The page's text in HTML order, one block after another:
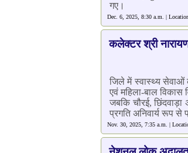
गए।
Dec. 6, 2025, 8:30 a.m. |
कलेक्टर श्री
जिले में स्वास्थ्य सेवाओं
एवं महिला-बाल
जबकि चौरई,
प्रगति अनिवार्य रूप से
Nov. 30, 2025, 7:35 a.m. |